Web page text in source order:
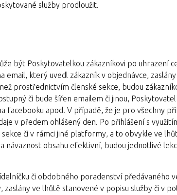
služby prodloužit.
být Poskytovatelkou zákazníkovi po uhrazení
email, který uvedl zákazník v objednávce,
prostřednictvím členské sekce, budou
či bude šířen emailem či jinou,
facebooku apod. V případě, že je pro všechny
v předem ohlášený den. Po přihlášení s
či v rámci jiné platformy, a to obvykle ve
návaznost obsahu efektivní, budou jednotlivé
či obdobného poradenství předávaného
ve lhůtě stanovené v popisu služby či v